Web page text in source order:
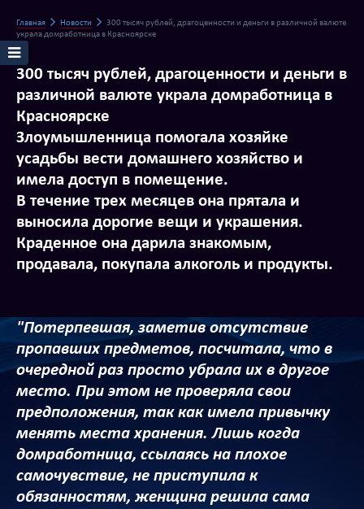
Главная Новости
300 тысяч рублей, драгоценности и деньги в различной валюте
украла домработница в Красноярске
300 тысяч рублей, драгоценности и деньги в
различной валюте украла домработница в
Красноярске
Злоумышленница помогала хозяйке
усадьбы вести домашнего хозяйство и
имела доступ в помещение.
В течение трех месяцев она прятала и
выносила дорогие вещи и украшения.
Краденное она дарила знакомым,
продавала, покупала алкоголь и продукты.
"Потерпевшая, заметив отсутствие
пропавших предметов, посчитала, что в
очередной раз просто убрала их в другое
место. При этом не проверяла свои
предположения, так как имела привычку
менять места хранения. Лишь когда
домработница, ссылаясь на плохое
самочувствие, не приступила к
обязанностям, женщина решила сама